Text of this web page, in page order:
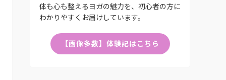
体も心も整えるヨガの魅力を、初心者の方に
わかりやすくお届けしています。
【画像多数】体験記はこちら